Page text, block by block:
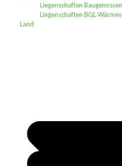
Liegenschaften
Liegenschaften BGL
Land